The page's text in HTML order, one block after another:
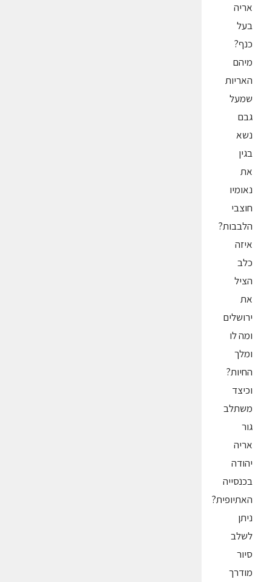
אריה
בעל
כנף?
מיהם
האריות
שמעל
גבם
נשא
בגין
את
נאומיו
חוצבי
הלבבות?
איזה
כלב
הציל
את
ירושלים
ומה לו
ומלך
החיות?
וכיצד
משתלב
גור
אריה
יהודה
בכנסייה
האתיופית?
ניתן
לשלב
סיור
מודרך